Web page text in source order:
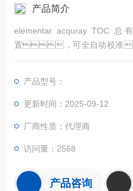
产品简介
elementar acquray TOC
置，可全自动校准
进行维护。因此，
机。
产品型号：
更新时间：2025-09-12
厂商性质：代理商
访问量：2568
产品咨询